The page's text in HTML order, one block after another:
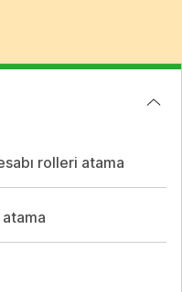
rolleri atama